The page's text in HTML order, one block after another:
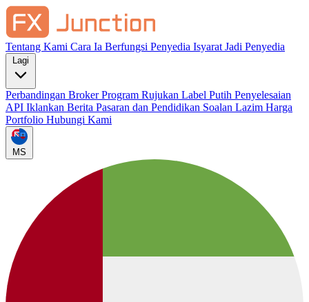
Tentang Kami Cara Ia Berfungsi Penyedia Isyarat Jadi Penyedia
Perbandingan BrokerProgram Rujukan Label Putih Penyelesaian
API Iklankan Berita Pasaran dan Pendidikan Soalan Lazim Harga
Portfolio Hubungi Kami
MS